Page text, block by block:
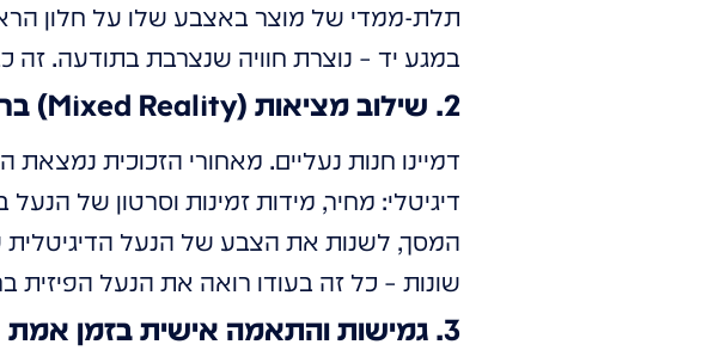
תלת-ממדי של מוצר באצבע שלו על חלון
במגע יד – נוצרת חוויה שנצרבת בתודעה. זה
2. שילוב מציאות (Mixed Reality) ברמה חדשה
דמיינו חנות נעליים. מאחורי הזכוכית
דיגיטלי: מחיר, מידות זמינות וסרטון של
המסך, לשנות את הצבע של הנעל הדיגיטלית
שונות – כל זה בעודו רואה את הנעל הפיזית
3. גמישות והתאמה אישית בזמן אמת